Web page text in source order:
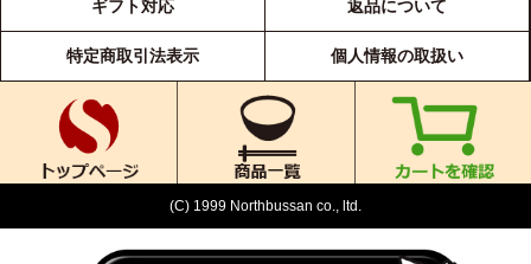
ギフト対応 返品について
特定商取引法表示 個人情報の取扱い
(C) 1999 Northbussan co., ltd.